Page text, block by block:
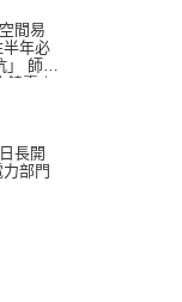
間易
年必
」 師傅
囊｜
長開